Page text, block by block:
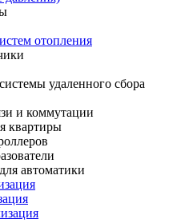
отопления
удаленного сбора
и коммутации
квартиры
автоматики